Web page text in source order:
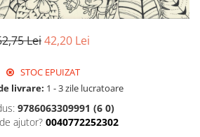
Lei42,20 Lei
STOC EPUIZAT
livrare: 1 - 3 zile lucratoare
9786063309991 (6 0)
ajutor? 0040772252302